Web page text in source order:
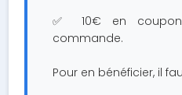
✅ 10€ en
commande.
Pour en bénéficier, il